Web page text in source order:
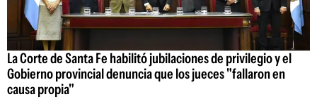
La Corte de Santa Fe habilitó jubilaciones de privilegio y el
Gobierno provincial denuncia que los jueces "fallaron en
causa propia"